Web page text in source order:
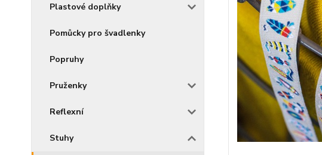
Plastové doplňky
Pomůcky pro švadlenky
Popruhy
Pruženky
Reflexní
Stuhy